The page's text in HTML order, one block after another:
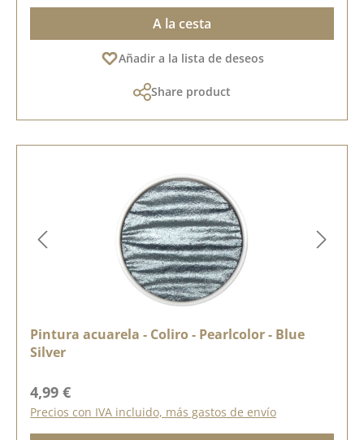
A la cesta
Añadir a la lista de deseos
Share product
Pintura acuarela - Coliro - Pearlcolor - Blue
Silver
Precio normal:
4,99 €
Precios con IVA incluido, más gastos de envío